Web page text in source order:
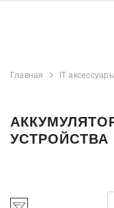
Главная IT аксессуары
УСТРОЙСТВА